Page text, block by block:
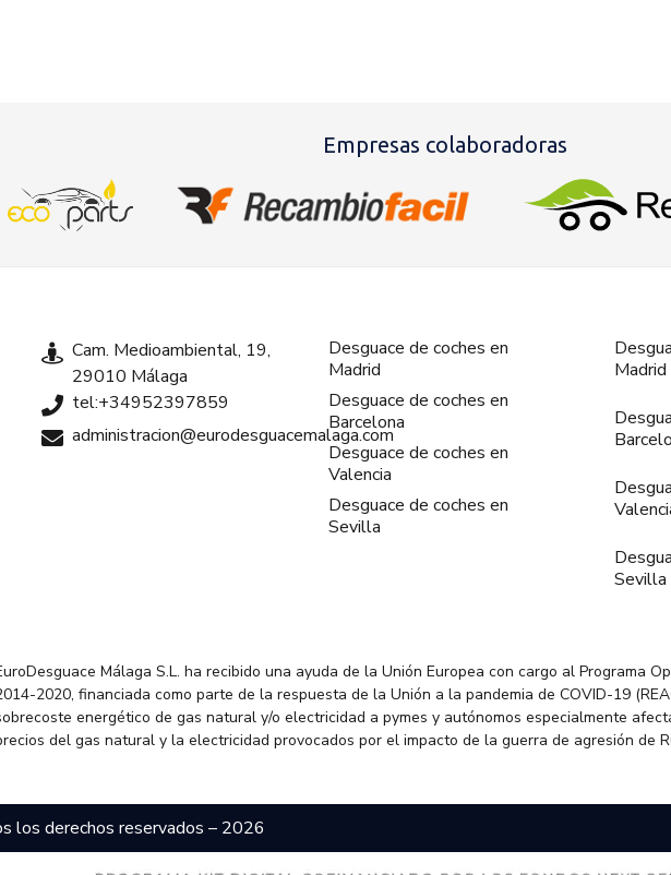
Empresas colaboradoras
Cam. Medioambiental, 19,
29010 Málaga
tel:+34952397859
administracion@eurodesguacemalaga.com
Desguace de coches en
Madrid
Desguace de coches en
Barcelona
Desguace de coches en
Valencia
Desguace de coches en
Sevilla
Madrid
Sevilla
Málaga S.L. ha recibido una ayuda de la Unión Europea con cargo al Programa
2020, financiada como parte de la respuesta de la Unión a la pandemia de COVID-19
energético de gas natural y/o electricidad a pymes y autónomos especialmente
del gas natural y la electricidad provocados por el impacto de la guerra de agresión de
los derechos reservados – 2026